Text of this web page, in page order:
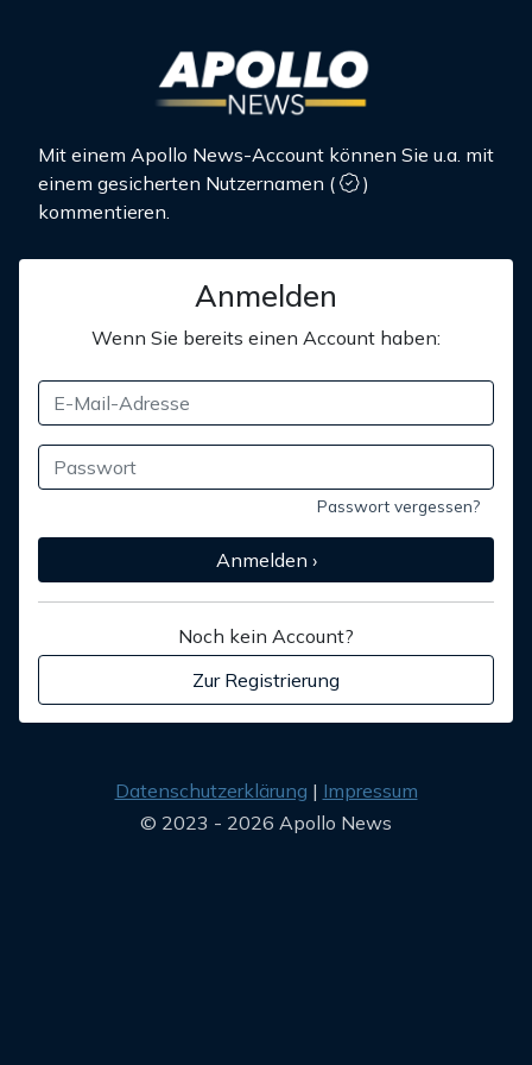
Mit einem Apollo News-Account können Sie u.a. mit
einem gesicherten Nutzernamen (
)
kommentieren.
Anmelden
Wenn Sie bereits einen Account haben:
Passwort vergessen?
Anmelden ›
Noch kein Account?
Zur Registrierung
Datenschutzerklärung
Impressum
© 2023 - 2026 Apollo News